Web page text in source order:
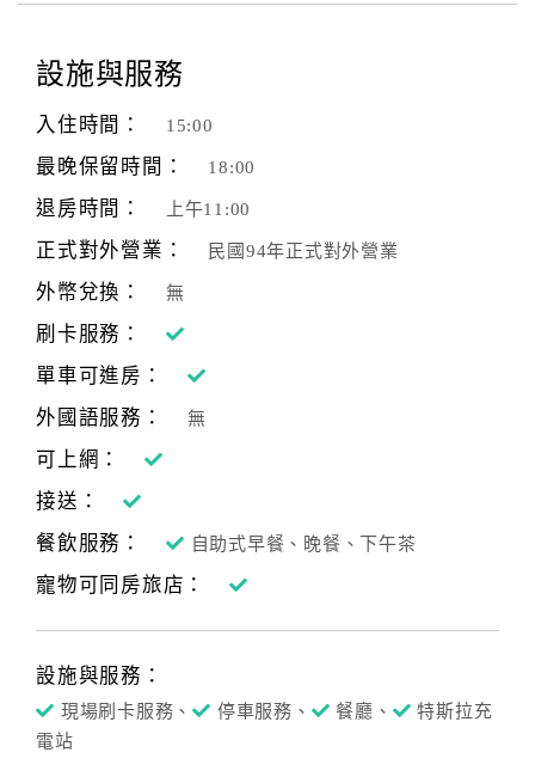
顧
客
滿
度
訂
單
理
會
員
戶
客
絡
單
見證了此刻轉瞬即永恆的時空。
設施與服務
入住時間： 15:00
最晚保留時間： 18:00
退房時間： 上午11:00
正式對外營業： 民國94年正式對外營業
外幣兌換： 無
刷卡服務：
單車可進房：
外國語服務：
無
可上網：
接送：
餐飲服務：
自助式早餐、晚餐、下午茶
寵物可同房旅店：
設施與服務：
現場刷卡服務、 停車服務、 餐廳、
特斯拉充
電站